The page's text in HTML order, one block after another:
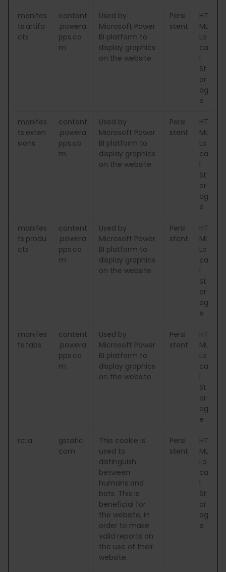
manifes
ts.artifa
cts
content
.powera
pps.co
m
Used by
Microsoft Power
BI platform to
display graphics
on the website.
Persi
stent
HT
ML
Lo
ca
l
St
or
ag
e
manifes
ts.exten
sions
content
.powera
pps.co
m
Used by
Microsoft Power
BI platform to
display graphics
on the website.
Persi
stent
HT
ML
Lo
ca
l
St
or
ag
e
manifes
ts.produ
cts
content
.powera
pps.co
m
Used by
Microsoft Power
BI platform to
display graphics
on the website.
Persi
stent
HT
ML
Lo
ca
l
St
or
ag
e
manifes
ts.tabs
content
.powera
pps.co
m
Used by
Microsoft Power
BI platform to
display graphics
on the website.
Persi
stent
HT
ML
Lo
ca
l
St
or
ag
e
rc::a
gstatic.
com
This cookie is
used to
distinguish
between
humans and
bots. This is
beneficial for
the website, in
order to make
valid reports on
the use of their
website.
Persi
stent
HT
ML
Lo
ca
l
St
or
ag
e